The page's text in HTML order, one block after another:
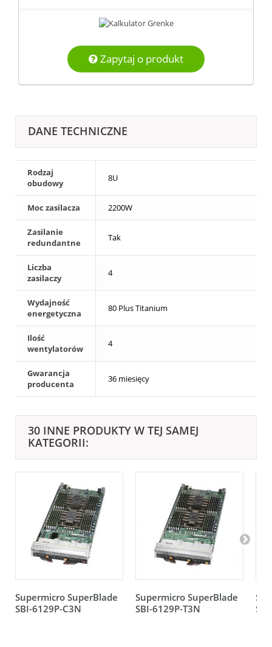
Zapytaj o produkt
DANE TECHNICZNE
Rodzaj
obudowy
8U
Moc zasilacza 2200W
Zasilanie
redundantne
Tak
Liczba
zasilaczy
4
Wydajność
energetyczna
80 Plus Titanium
Ilość
wentylatorów
4
Gwarancja
producenta
36 miesięcy
30 INNE PRODUKTY W TEJ SAMEJ
KATEGORII:
Supermicro SuperBlade
SBI-6129P-C3N
Supermicro SuperBlade
SBI-6129P-T3N